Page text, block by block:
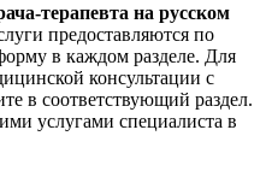
терапевта на русском
предоставляются по
в каждом разделе. Для
консультации с
в соответствующий раздел.
услугами специалиста в